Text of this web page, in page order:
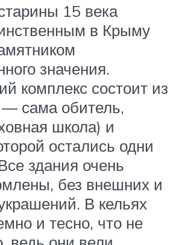
15 века
в Крыму
значения.
комплекс состоит из
— сама обитель,
школа) и
остались одни
здания очень
без внешних и
В кельях
и тесно, что не